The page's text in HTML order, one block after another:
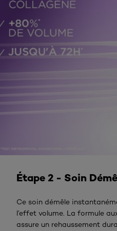
Étape 2 - Soin
Ce soin démêle
l’effet volume. La formule
assure un rehaussement